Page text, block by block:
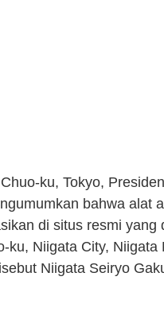
ku, Tokyo,
bahwa alat
di situs resmi yang
ku, Niigata City, Niigata
Niigata Seiryo